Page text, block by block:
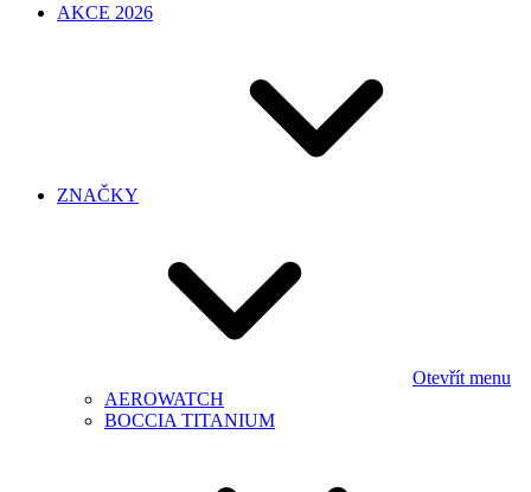
AKCE 2026
ZNAČKY
Otevřít menu
AEROWATCH
BOCCIA TITANIUM